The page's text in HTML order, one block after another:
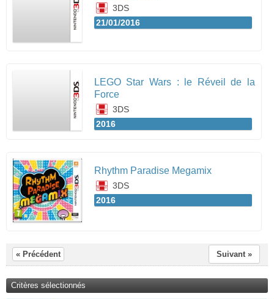
3DS
21/01/2016
LEGO Star Wars : le Réveil de la
Force
3DS
2016
Rhythm Paradise Megamix
3DS
2016
« Précédent Suivant »
Critères sélectionnés